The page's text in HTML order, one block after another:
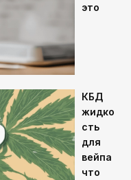
это
КБД
жидко
сть
для
вейпа
что